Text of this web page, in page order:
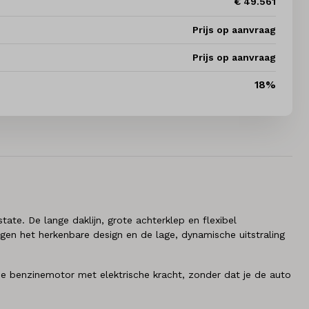
Prijs op aanvraag
Prijs op aanvraag
18%
De lange daklijn, grote achterklep en flexibel
het herkenbare design en de lage, dynamische uitstraling
benzinemotor met elektrische kracht, zonder dat je de auto